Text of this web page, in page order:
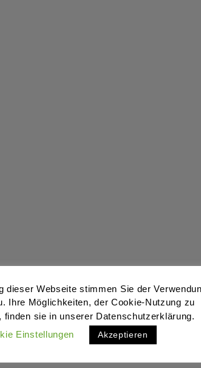
dieser Webseite stimmen Sie der
Ihre Möglichkeiten, der Cookie-Nutzung zu
finden sie in unserer Datenschutzerklärung.
Einstellungen
Akzeptieren